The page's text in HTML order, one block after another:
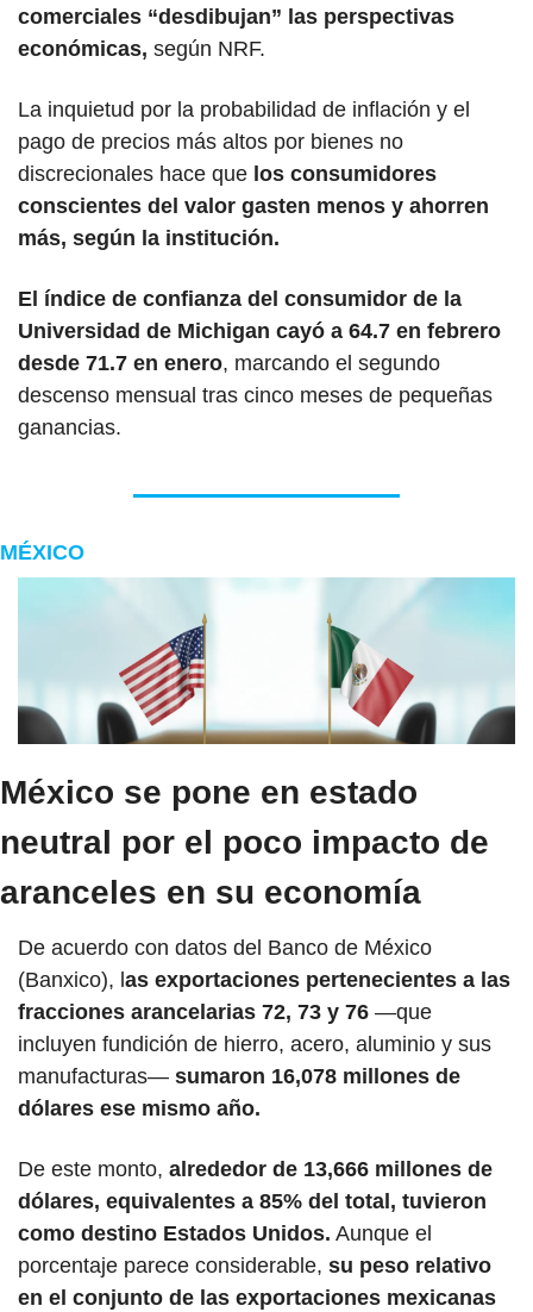
comerciales “desdibujan” las perspectivas
económicas, según NRF.
La inquietud por la probabilidad de inflación y el
pago de precios más altos por bienes no
discrecionales hace que los consumidores
conscientes del valor gasten menos y ahorren
más, según la institución.
El índice de confianza del consumidor de la
Universidad de Michigan cayó a 64.7 en febrero
desde 71.7 en enero, marcando el segundo
descenso mensual tras cinco meses de pequeñas
ganancias.
MÉXICO
México se pone en estado
neutral por el poco impacto de
aranceles en su economía
De acuerdo con datos del Banco de México
(Banxico), l as exportaciones pertenecientes a las
fracciones arancelarias 72, 73 y 76 —que
incluyen fundición de hierro, acero, aluminio y sus
manufacturas— sumaron 16,078 millones de
dólares ese mismo año.
De este monto, alrededor de 13,666 millones de
dólares, equivalentes a 85% del total, tuvieron
como destino Estados Unidos. Aunque el
porcentaje parece considerable, su peso relativo
en el conjunto de las exportaciones mexicanas